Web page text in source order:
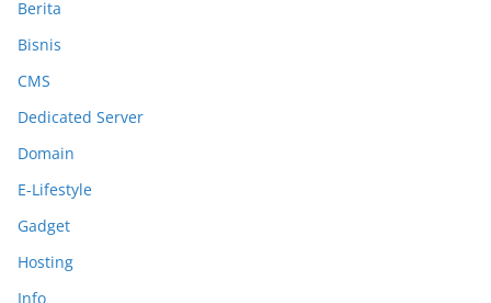
Berita
Bisnis
CMS
Dedicated Server
Domain
E-Lifestyle
Gadget
Hosting
Info